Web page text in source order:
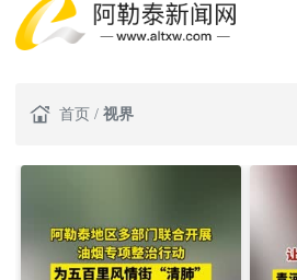
首页 / 视界